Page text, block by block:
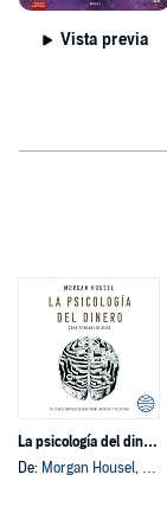
Vista previa
La psicología del dinero
De: Morgan Housel, y otros